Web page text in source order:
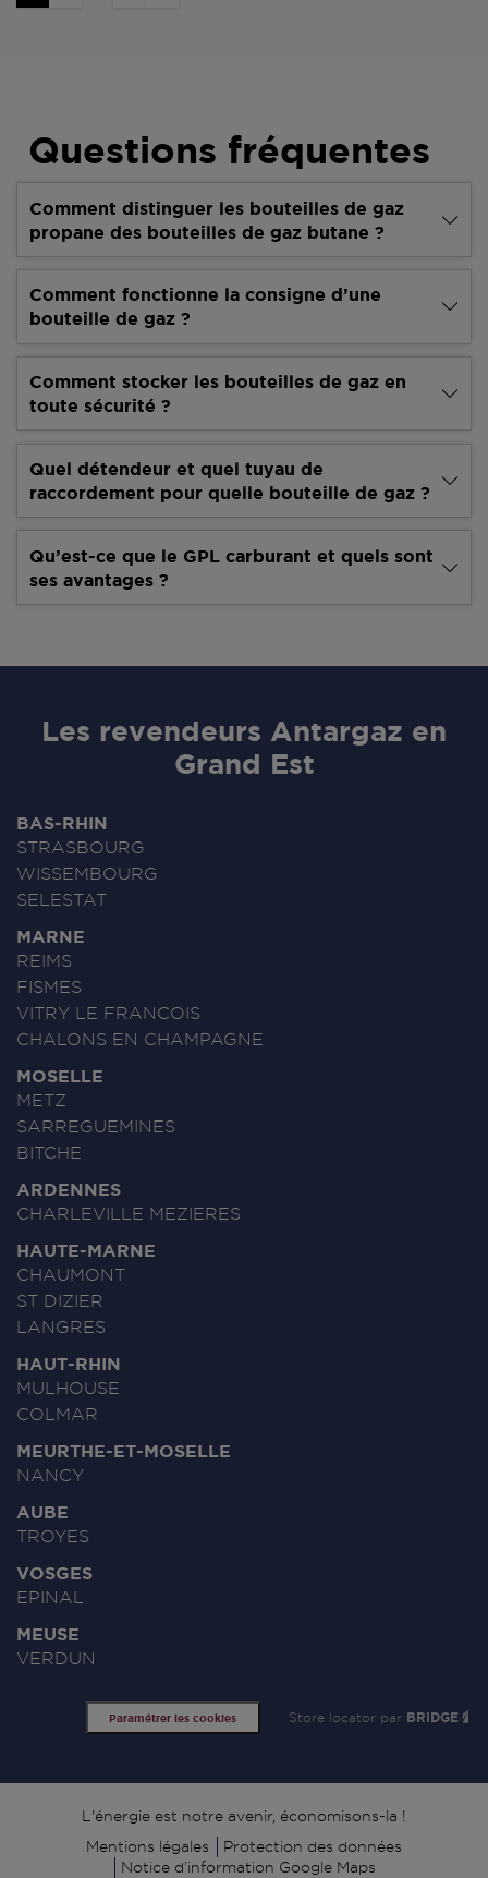
Questions fréquentes
Comment distinguer les bouteilles de gaz
propane des bouteilles de gaz butane ?
Comment fonctionne la consigne d’une
bouteille de gaz ?
Comment stocker les bouteilles de gaz en
toute sécurité ?
Quel détendeur et quel tuyau de
raccordement pour quelle bouteille de gaz ?
Qu’est-ce que le GPL carburant et quels sont
ses avantages ?
Les revendeurs Antargaz en
Grand Est
BAS-RHIN
STRASBOURG
WISSEMBOURG
SELESTAT
MARNE
REIMS
FISMES
VITRY LE FRANCOIS
CHALONS EN CHAMPAGNE
MOSELLE
METZ
SARREGUEMINES
BITCHE
ARDENNES
CHARLEVILLE MEZIERES
HAUTE-MARNE
CHAUMONT
ST DIZIER
LANGRES
HAUT-RHIN
MULHOUSE
COLMAR
MEURTHE-ET-MOSELLE
NANCY
AUBE
TROYES
VOSGES
EPINAL
MEUSE
VERDUN
Paramétrer les cookies Store locator par BRIDGE
Signature
L'énergie est notre avenir, économisons-la !
Mentions légales
Protection des données
Notice d’information Google Maps